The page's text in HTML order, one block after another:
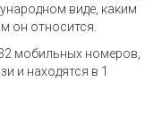
виде, каким
он относится.
мобильных номеров,
и находятся в 1